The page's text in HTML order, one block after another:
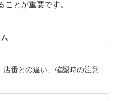
ことが重要です。
番との違い、確認時の注意